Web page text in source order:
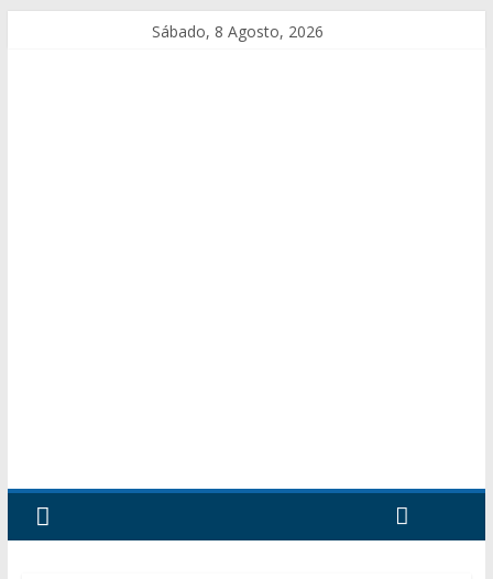
Sábado, 8 Agosto, 2026